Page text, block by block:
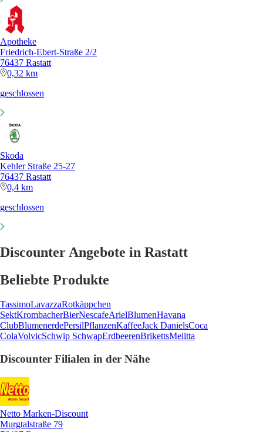
Apotheke
Friedrich-Ebert-Straße 2/2
76437 Rastatt
0,32 km
geschlossen
Skoda
Kehler Straße 25-27
76437 Rastatt
0,4 km
geschlossen
Discounter Angebote in Rastatt
Beliebte Produkte
TassimoLavazzaRotkäppchen
SektKrombacherBierNescafeArielBlumenHavana
ClubBlumenerdePersilPflanzenKaffeeJack DanielsCoca
ColaVolvicSchwip SchwapErdbeerenBrikettsMelitta
Discounter Filialen in der Nähe
Netto Marken-Discount
Murgtalstraße 79